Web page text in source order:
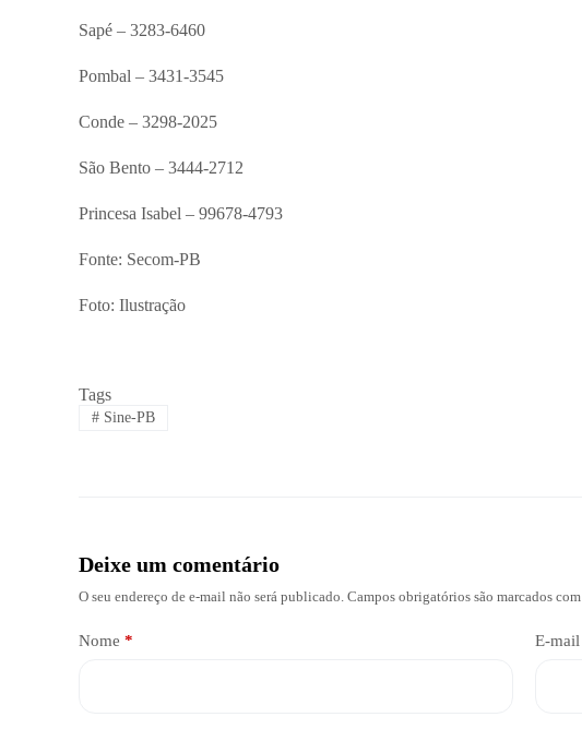
Sapé – 3283-6460
Pombal – 3431-3545
Conde – 3298-2025
São Bento – 3444-2712
Princesa Isabel – 99678-4793
Fonte: Secom-PB
Foto: Ilustração
Tags
#Sine-PB
Deixe um comentário
O seu endereço de e-mail não será publicado. Campos obrigatórios são marcados com
Nome * E-mail